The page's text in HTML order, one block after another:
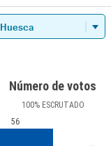
Número de votos
100%ESCRUTADO
56